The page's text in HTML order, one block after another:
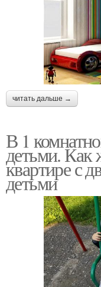
читать дальше →
В 1
детьми. Как
квартире с
детьми